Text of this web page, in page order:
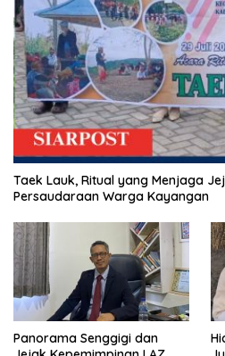
Taek Lauk, Ritual yang Menjaga
Persaudaraan Warga Kayangan
Panorama Senggigi dan